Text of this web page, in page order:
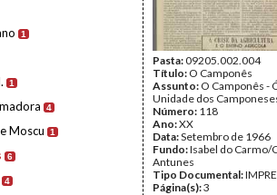
1
1
4
Moscu 1
6
4
Pasta:09205.002.004
Título: O Camponês
Assunto: O Camponês -
Unidade dos
Número: 118
Ano:XX
Data:Setembro de 1966
Fundo:Isabel do Carmo/
Antunes
Tipo Documental:
Página(s):3